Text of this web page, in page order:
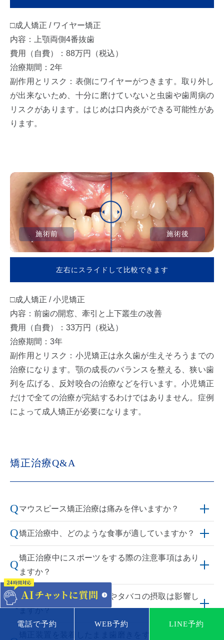
□成人矯正 / ワイヤー矯正
内容：上顎両側4番抜歯
費用（自費）：88万円（税込）
治療期間：2年
副作用とリスク：表側にワイヤーがつきます。取り外し
が出来ないため、十分に磨けていないと虫歯や歯周病の
リスクがあります。はじめは口内炎ができる可能性があ
ります。
施術前 施術後
左右にスライドして比較できます
□成人矯正 / 小児矯正
内容：前歯の開窓、牽引と上下叢生の改善
費用（自費）：33万円（税込）
治療期間：3年
副作用とリスク：小児矯正は永久歯が生えそろうまでの
治療になります。顎の成長のバランスを整える、狭い歯
列を広げる、反対咬合の治療などを行います。小児矯正
だけで全ての治療が完結するわけではありません。症例
によって成人矯正が必要になります。
矯正治療Q&A
Qマウスピース矯正治療は痛みを伴いますか？
Q矯正治療中、どのような食事が適していますか？
Q
矯正治療中にスポーツをする際の注意事項はあり
ますか？
Q
矯正治療中にアルコールやタバコの摂取は影響し
ますか？
電話で予約 WEB予約 LINE予約